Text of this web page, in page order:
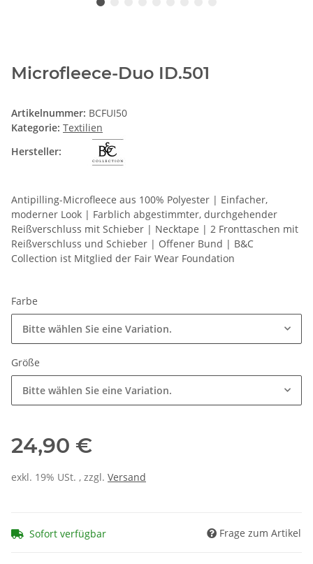
Microfleece-Duo ID.501
Artikelnummer: BCFUI50
Kategorie: Textilien
Hersteller:
Antipilling-Microfleece aus 100% Polyester | Einfacher,
moderner Look | Farblich abgestimmter, durchgehender
Reißverschluss mit Schieber | Necktape | 2 Fronttaschen mit
Reißverschluss und Schieber | Offener Bund | B&C
Collection ist Mitglied der Fair Wear Foundation
Farbe
Bitte wählen Sie eine Variation.
Größe
Bitte wählen Sie eine Variation.
24,90 €
exkl. 19% USt. , zzgl. Versand
Sofort verfügbar Frage zum Artikel